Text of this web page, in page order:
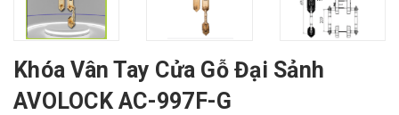
Khóa Vân Tay Cửa Gỗ Đại Sảnh
AVOLOCK AC-997F-G